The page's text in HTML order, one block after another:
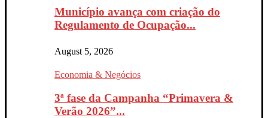
Município avança com criação do
Regulamento de Ocupação...
August 5, 2026
Economia & Negócios
3ª fase da Campanha “Primavera &
Verão 2026”...